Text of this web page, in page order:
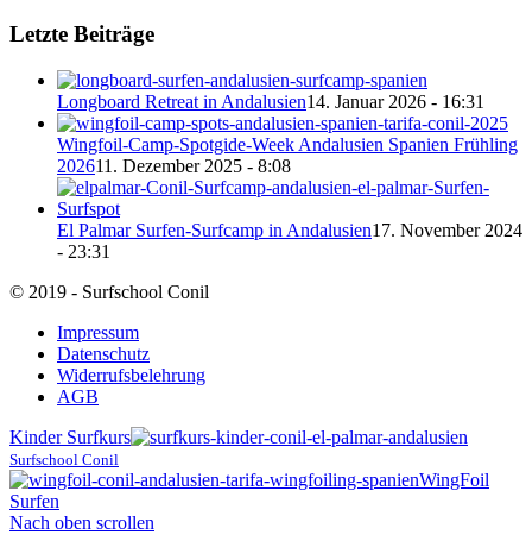
Letzte Beiträge
Longboard Retreat in Andalusien14. Januar 2026 - 16:31
Wingfoil-Camp-Spotgide-Week Andalusien Spanien Frühling
202611. Dezember 2025 - 8:08
El Palmar Surfen-Surfcamp in Andalusien17. November 2024
- 23:31
© 2019 - Surfschool Conil
Impressum
Datenschutz
Widerrufsbelehrung
AGB
Kinder Surfkurs
Surfschool Conil
WingFoil
Surfen
Nach oben scrollen